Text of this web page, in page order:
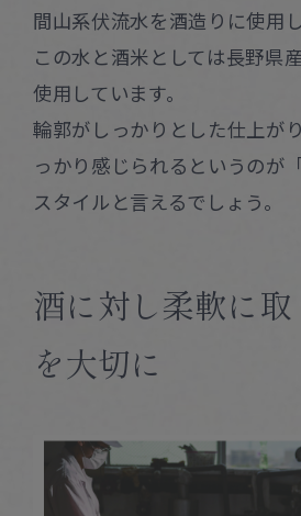
間山系伏流水を酒造りに使用し
この水と酒米としては長野県
使用しています。
輪郭がしっかりとした仕上が
っかり感じられるというのが
スタイルと言えるでしょう。
酒に対し柔軟に
を大切に